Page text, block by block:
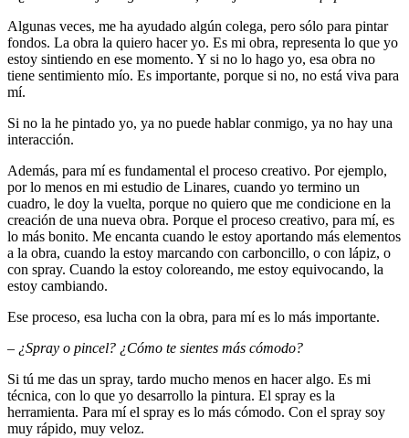
Algunas veces, me ha ayudado algún colega, pero sólo para pintar
fondos. La obra la quiero hacer yo. Es mi obra, representa lo que yo
estoy sintiendo en ese momento. Y si no lo hago yo, esa obra no
tiene sentimiento mío. Es importante, porque si no, no está viva para
mí.
Si no la he pintado yo, ya no puede hablar conmigo, ya no hay una
interacción.
Además, para mí es fundamental el proceso creativo. Por ejemplo,
por lo menos en mi estudio de Linares, cuando yo termino un
cuadro, le doy la vuelta, porque no quiero que me condicione en la
creación de una nueva obra. Porque el proceso creativo, para mí, es
lo más bonito. Me encanta cuando le estoy aportando más elementos
a la obra, cuando la estoy marcando con carboncillo, o con lápiz, o
con spray. Cuando la estoy coloreando, me estoy equivocando, la
estoy cambiando.
Ese proceso, esa lucha con la obra, para mí es lo más importante.
– ¿Spray o pincel? ¿Cómo te sientes más cómodo?
Si tú me das un spray, tardo mucho menos en hacer algo. Es mi
técnica, con lo que yo desarrollo la pintura. El spray es la
herramienta. Para mí el spray es lo más cómodo. Con el spray soy
muy rápido, muy veloz.